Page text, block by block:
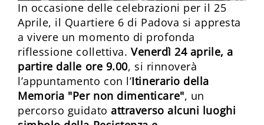
In occasione delle celebrazioni per il 25
Aprile, il Quartiere 6 di Padova si appresta
a vivere un momento di profonda
riflessione collettiva. Venerdì 24 aprile, a
partire dalle ore 9.00, si rinnoverà
l’appuntamento con l’Itinerario della
Memoria "Per non dimenticare", un
percorso guidatoattraverso alcuni luoghi